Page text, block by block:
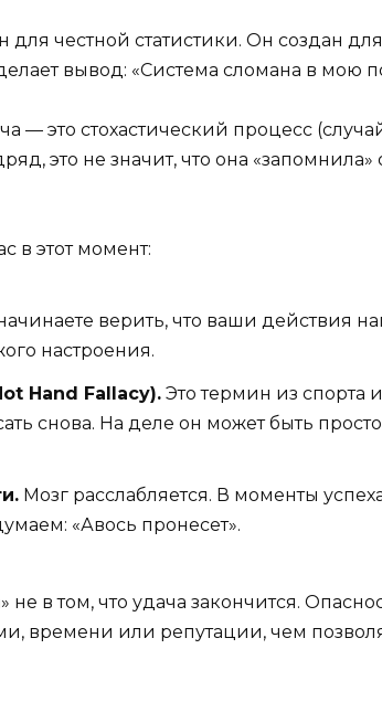
для честной статистики. Он создан
вывод: «Система сломана в мою
— это стохастический процесс
это не значит, что она
в этот момент:
верить, что ваши действия
настроения.
Hand Fallacy). Это термин из спорта
снова. На деле он может быть
Мозг расслабляется. В моменты
«Авось пронесет».
не в том, что удача закончится.
времени или репутации, чем